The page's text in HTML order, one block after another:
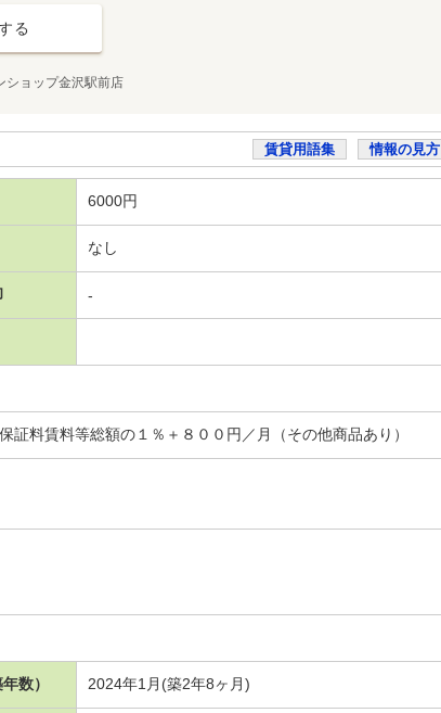
る
ショップ金沢駅前店
賃貸用語集 情報の見方
6000円
なし
-
料賃料等総額の１％＋８００円／月（その他商品あり）
数） 2024年1月(築2年8ヶ月)